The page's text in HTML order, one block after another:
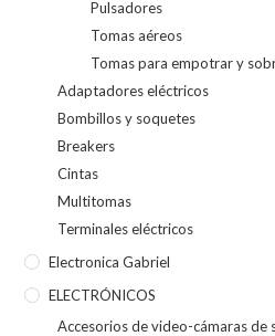
Pulsadores
Tomas aéreos
Tomas para empotrar y
Adaptadores eléctricos
Bombillos y soquetes
Breakers
Cintas
Multitomas
Terminales eléctricos
Electronica Gabriel
ELECTRÓNICOS
Accesorios de video-cámaras de